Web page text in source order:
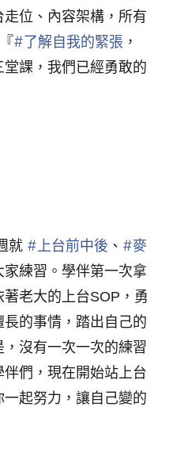
位、內容架構，所有
#了解自我的緊張 ，
課，我們已經勇敢的
就 #上台前中後 、 #麥
家練習。學伴第一次拿
老大的上台SOP，勇
的事情，踏出自己的
沒有一次一次的練習
們，現在開始站上台
起努力，讓自己變的